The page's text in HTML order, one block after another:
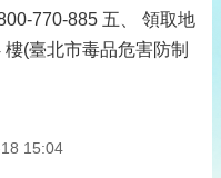
770-885 五、 領取地
(臺北市毒品危害防制
15:04